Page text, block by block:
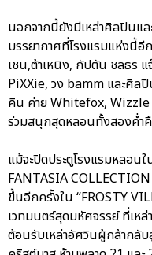
นอกจากนี้ยังมีเหล่าศิลปินแ
บรรยากาศที่โรงแรมแห่งนี้อี
เชน,ต้าเหนิง, กัปตัน ชลธร
PiXXie, วง bamm และศิ
คิน ค่าย Whitefox,
ร่วมสนุกสุดหลอนทั้งสองค่ำ
แม้จะปิดประตูโรงแรมหลอน
FANTASIA
ขึ้นอีกครั้งใน “FROSTY
เวทมนตร์สุดมหัศจรรย์ ที่เห
ต้อนรับเหล่าอัศวินผู้กล้ากลั